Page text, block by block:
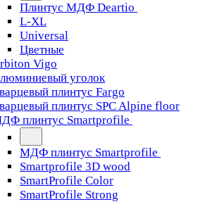
Плинтус МДФ Deartio
L-XL
Universal
Цветные
Vigo
уголок
плинтус Fargo
плинтус SPC Alpine floor
плинтус Smartprofile
МДФ плинтус Smartprofile
Smartprofile 3D wood
SmartProfile Color
SmartProfile Strong